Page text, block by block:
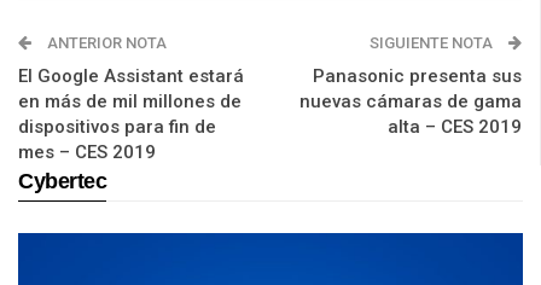
ANTERIOR NOTA
El Google Assistant estará
en más de mil millones de
dispositivos para fin de
mes – CES 2019
SIGUIENTE NOTA
Panasonic presenta sus
nuevas cámaras de gama
alta – CES 2019
Cybertec